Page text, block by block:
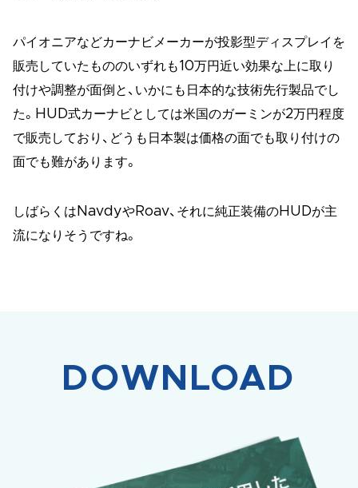
パイオニアなどカーナビメーカーが投影型ディスプレイを
販売していたもののいずれも10万円近い効果な上に取り
付けや調整が面倒と、いかにも日本的な技術先行製品でし
た。HUD式カーナビとしては米国のガーミンが2万円程度
で販売しており、どうも日本製は価格の面でも取り付けの
面でも難があります。
しばらくはNavdyやRoav、それに純正装備のHUDが主
流になりそうですね。
DOWNLOAD